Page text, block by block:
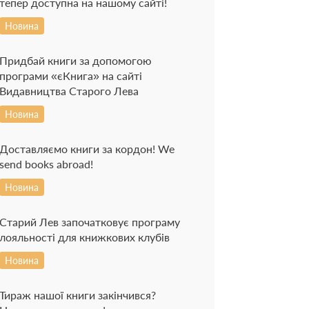
Новина
Придбай книги за допомогою
програми «єКнига» на сайті
Видавництва Старого Лева
Новина
Доставляємо книги за кордон! We
send books abroad!
Новина
Старий Лев започатковує програму
лояльності для книжкових клубів
Новина
Тираж нашої книги закінчився?